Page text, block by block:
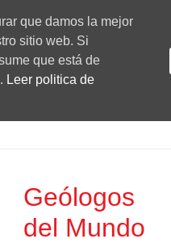
Geólogos
del Mundo
que damos la mejor
sitio web. Si
que está de
Leer politica de